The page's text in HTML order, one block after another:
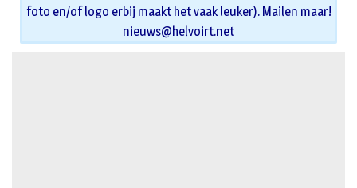
foto en/of logo erbij maakt het vaak leuker). Mailen maar!
nieuws@helvoirt.net